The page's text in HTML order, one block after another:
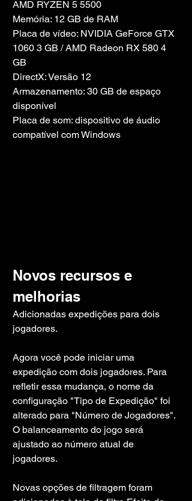
AMD RYZEN 5 5500
Memória: 12 GB de RAM
Placa de vídeo: NVIDIA GeForce GTX
1060 3 GB / AMD Radeon RX 580 4
GB
DirectX: Versão 12
Armazenamento: 30 GB de espaço
disponível
Placa de som: dispositivo de áudio
compatível com Windows
Novos recursos e
melhorias
Adicionadas expedições para dois
jogadores.
Agora você pode iniciar uma
expedição com dois jogadores. Para
refletir essa mudança, o nome da
configuração "Tipo de Expedição" foi
alterado para "Número de Jogadores".
O balanceamento do jogo será
ajustado ao número atual de
jogadores.
Novas opções de filtragem foram